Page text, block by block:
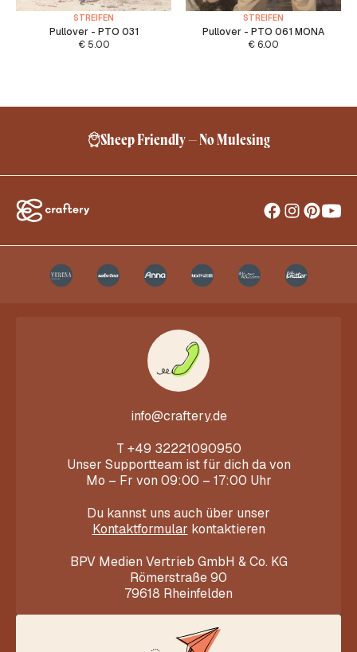
STREIFEN
Pullover - PTO 031
€5.00
STREIFEN
Pullover - PTO 061 MONA
€ 6.00
Sheep Friendly – No Mulesing
info@craftery.de
T +49 32221090950
Unser Supportteam ist für dich da von
Mo – Fr von 09:00 – 17:00 Uhr
Du kannst uns auch über unser
Kontaktformular kontaktieren
BPV Medien Vertrieb GmbH & Co. KG
Römerstraße 90
79618 Rheinfelden